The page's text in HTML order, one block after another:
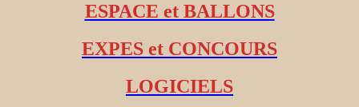
ESPACE et BALLONS
EXPES et CONCOURS
LOGICIELS